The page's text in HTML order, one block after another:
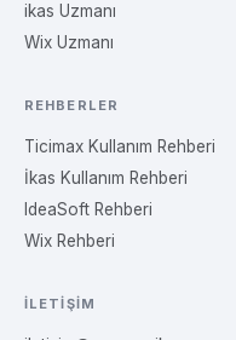
ikas Uzmanı
Wix Uzmanı
REHBERLER
Ticimax Kullanım Rehberi
İkas Kullanım Rehberi
IdeaSoft Rehberi
Wix Rehberi
İLETIŞIM